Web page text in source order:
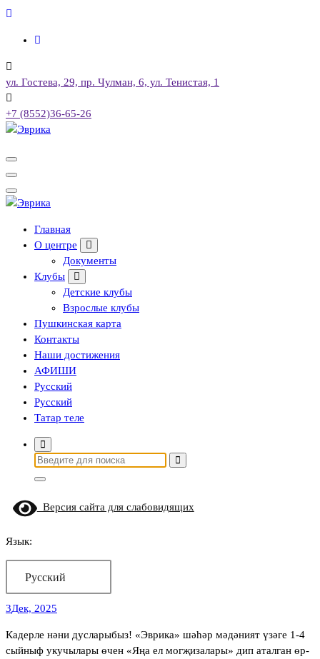
Перейти
содержимому
ул. Гостева, 29, пр. Чулман, 6, ул. Тенистая, 1
+7 (8552)36-65-26
Городской культурный центр, г. Набережные Челны
Городской культурный центр, г. Набережные Челны
Главная
О центре
Документы
Клубы
Детские клубы
Взрослые клубы
Пушкинская карта
Контакты
Наши достижения
АФИШИ
Русский
Русский
Татар теле
Найти:
Версия сайта для слабовидящих
Язык:
Русский
3Дек, 2025
Кадерле нәни дусларыбыз! «Эврика» шәһәр мәдәният үзәге 1-4
сыйныф укучылары өчен «Яңа ел могҗизалары» дип аталган өр-